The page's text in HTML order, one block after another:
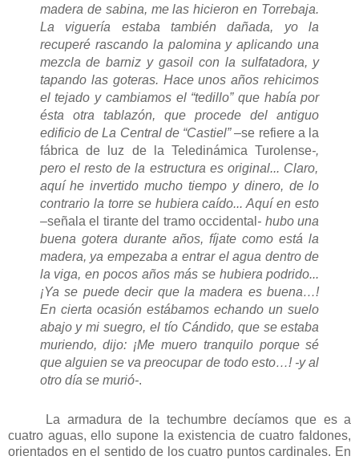
madera de sabina, me las hicieron en Torrebaja.
La viguería estaba también dañada, yo la
recuperé rascando la palomina y aplicando una
mezcla de barniz y gasoil con la sulfatadora, y
tapando las goteras. Hace unos años rehicimos
el tejado y cambiamos el “tedillo” que había por
ésta otra tablazón, que procede del antiguo
edificio de La Central de “Castiel” –se refiere a la
fábrica de luz de la Teledinámica Turolense-,
pero el resto de la estructura es original... Claro,
aquí he invertido mucho tiempo y dinero, de lo
contrario la torre se hubiera caído... Aquí en esto
–señala el tirante del tramo occidental - hubo una
buena gotera durante años, fíjate como está la
madera, ya empezaba a entrar el agua dentro de
la viga, en pocos años más se hubiera podrido...
¡Ya se puede decir que la madera es buena…!
En cierta ocasión estábamos echando un suelo
abajo y mi suegro, el tío Cándido, que se estaba
muriendo, dijo: ¡Me muero tranquilo porque sé
que alguien se va preocupar de todo esto…! -y al
otro día se murió-.
La armadura de la techumbre decíamos que es a
cuatro aguas, ello supone la existencia de cuatro faldones,
orientados en el sentido de los cuatro puntos cardinales. En